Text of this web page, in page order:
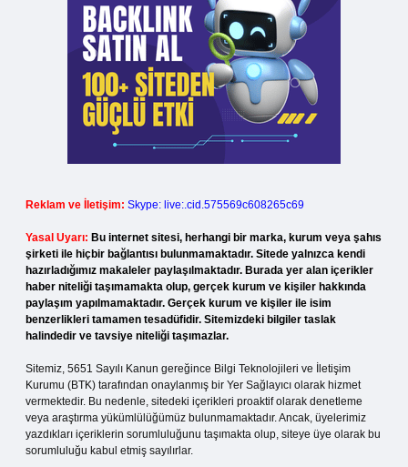
Reklam ve İletişim: Skype: live:.cid.575569c608265c69
Yasal Uyarı: Bu internet sitesi, herhangi bir marka, kurum veya şahıs
şirketi ile hiçbir bağlantısı bulunmamaktadır. Sitede yalnızca kendi
hazırladığımız makaleler paylaşılmaktadır. Burada yer alan içerikler
haber niteliği taşımamakta olup, gerçek kurum ve kişiler hakkında
paylaşım yapılmamaktadır. Gerçek kurum ve kişiler ile isim
benzerlikleri tamamen tesadüfidir. Sitemizdeki bilgiler taslak
halindedir ve tavsiye niteliği taşımazlar.
Sitemiz, 5651 Sayılı Kanun gereğince Bilgi Teknolojileri ve İletişim
Kurumu (BTK) tarafından onaylanmış bir Yer Sağlayıcı olarak hizmet
vermektedir. Bu nedenle, sitedeki içerikleri proaktif olarak denetleme
veya araştırma yükümlülüğümüz bulunmamaktadır. Ancak, üyelerimiz
yazdıkları içeriklerin sorumluluğunu taşımakta olup, siteye üye olarak bu
sorumluluğu kabul etmiş sayılırlar.